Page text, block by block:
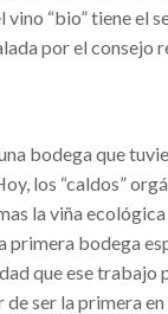
“bio” tiene el
por el consejo
bodega que
los “caldos”
la viña
primera bodega
que ese trabajo
ser la primera